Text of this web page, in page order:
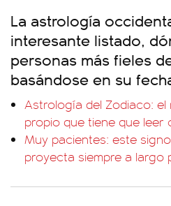
La astrología
interesante listado,
personas más fieles
basándose en su
Astrología del Zodiaco: el
propio que tiene que leer
Muy pacientes: este
proyecta siempre a largo